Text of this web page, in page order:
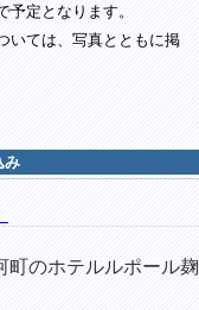
予定となります。
いては、写真とともに掲
み
町のホテルルポール麹